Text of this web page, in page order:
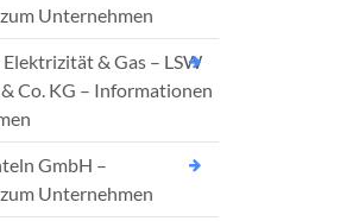
Unternehmen
& Gas – LSW
Co. KG – Informationen
GmbH –
Unternehmen